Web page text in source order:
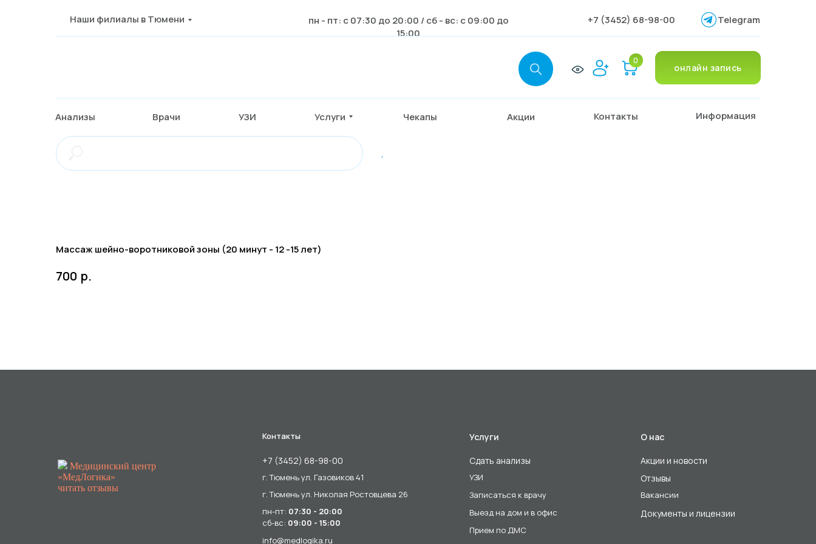
Наши филиалы в Тюмени
пн - пт: с 07:30 до 20:00 / сб - вс: с 09:00 до
15:00
Акции
+7 (3452) 68-98-00
онлайн запись
Анализы Врачи УЗИ Услуги Чекапы Контакты Информация
0
Telegram
,
Массаж шейно-воротниковой зоны (20 минут - 12 -15 лет)
700 р.
Услуги
Записаться к врачу
Сдать анализы
Выезд на дом и в офис
Контакты
УЗИ
+7 (3452) 68-98-00
г. Тюмень ул. Газовиков 41
г. Тюмень ул. Николая Ростовцева 26
Прием по ДМС
info@medlogika.ru
О нас
пн-пт: 07:30 - 20:00
сб-вс: 09:00 - 15:00
Акции и новости
Отзывы
Вакансии
Документы и лицензии
Медицинский центр
«МедЛогика»
читать отзывы